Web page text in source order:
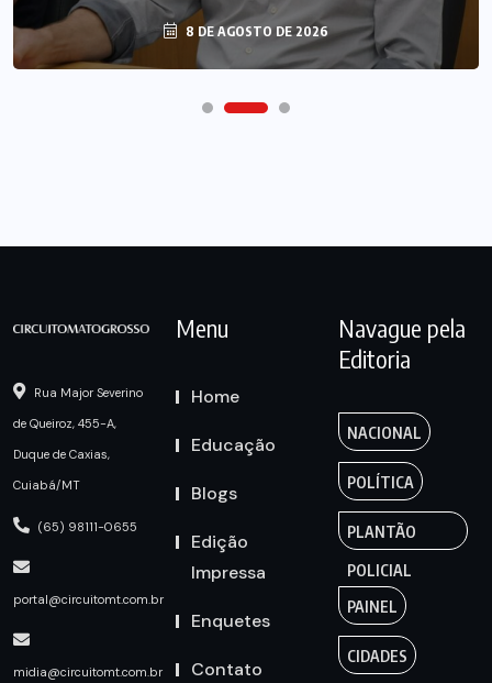
8 DE AGOSTO DE 2026
Rua Major Severino
de Queiroz, 455-A,
Duque de Caxias,
Cuiabá/MT
(65) 98111-0655
portal@circuitomt.com.br
midia@circuitomt.com.br
Menu
Home
Educação
Blogs
Edição
Impressa
Enquetes
Contato
Navague pela
Editoria
NACIONAL
POLÍTICA
PLANTÃO
POLICIAL
PAINEL
CIDADES